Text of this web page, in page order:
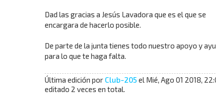
Dad las gracias a Jesús Lavadora que es el que se
encargara de hacerlo posible.
De parte de la junta tienes todo nuestro apoyo y
para lo que te haga falta.
Última edición por Club-205 el Mié, Ago 01 2018,
editado 2 veces en total.